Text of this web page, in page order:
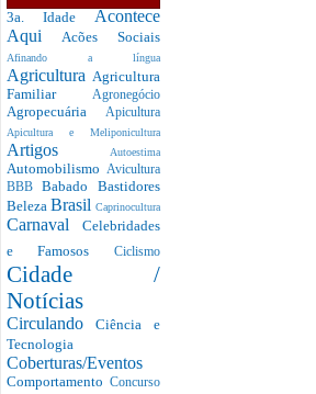
3a. Idade Acontece
Aqui Acões Sociais
Afinando a língua
Agricultura Agricultura
Familiar Agronegócio
Agropecuária Apicultura
Apicultura e Meliponicultura
Artigos Autoestima
Automobilismo Avicultura
BBBBabado Bastidores
Beleza Brasil Caprinocultura
Carnaval Celebridades
e Famosos Ciclismo
Cidade /
Notícias
CirculandoCiência e
Tecnologia
Coberturas/Eventos
Comportamento Concurso